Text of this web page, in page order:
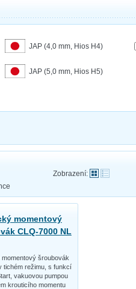
JAP (4,0 mm, Hios H4)
JAP (5,0 mm, Hios H5)
Zobrazení:
momentový
CLQ-7000 NL
momentový šroubovák
tichém režimu, s funkcí
vakuovou pumpou
krouticího momentu